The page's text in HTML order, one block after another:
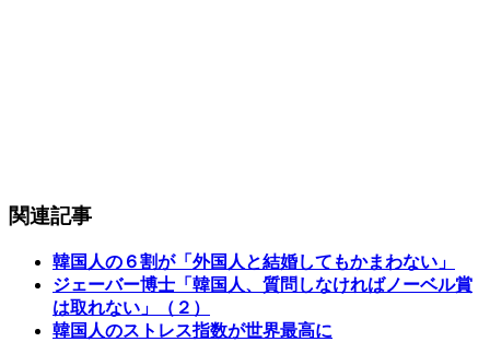
関連記事
韓国人の６割が「外国人と結婚してもかまわない」
ジェーバー博士「韓国人、質問しなければノーベル賞
は取れない」（２）
韓国人のストレス指数が世界最高に